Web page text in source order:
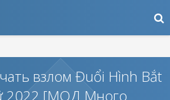
взлом Đuổi Hình Bắt
2022 [МОД Много